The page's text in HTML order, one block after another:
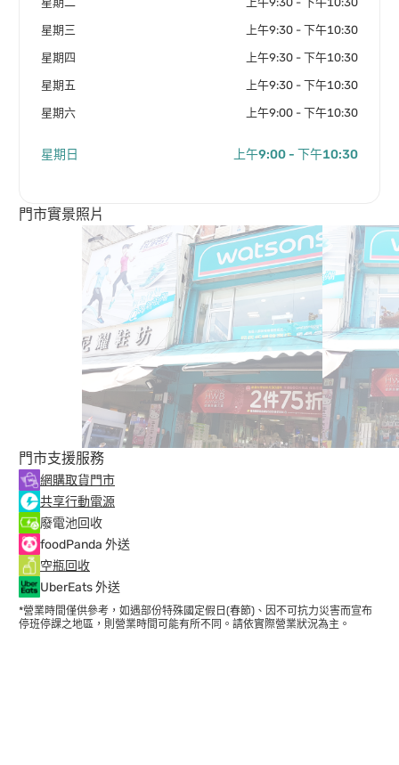
星期三 上午9:30 - 下午10:30
星期四 上午9:30 - 下午10:30
星期五 上午9:30 - 下午10:30
星期六 上午9:00 - 下午10:30
星期日 上午9:00 - 下午10:30
門市實景照片
門市支援服務
網購取貨門市
共享行動電源
廢電池回收
foodPanda 外送
空瓶回收
UberEats 外送
*營業時間僅供參考，如遇部份特殊國定假日(春節)、因不可抗力災害而宣布
停班停課之地區，則營業時間可能有所不同。請依實際營業狀況為主。